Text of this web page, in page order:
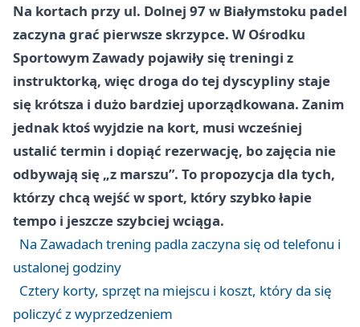
Na kortach przy ul. Dolnej 97 w Białymstoku padel
zaczyna grać pierwsze skrzypce. W Ośrodku
Sportowym Zawady pojawiły się treningi z
instruktorką, więc droga do tej dyscypliny staje
się krótsza i dużo bardziej uporządkowana. Zanim
jednak ktoś wyjdzie na kort, musi wcześniej
ustalić termin i dopiąć rezerwację, bo zajęcia nie
odbywają się „z marszu”. To propozycja dla tych,
którzy chcą wejść w sport, który szybko łapie
tempo i jeszcze szybciej wciąga.
Na Zawadach trening padla zaczyna się od telefonu i
ustalonej godziny
Cztery korty, sprzęt na miejscu i koszt, który da się
policzyć z wyprzedzeniem